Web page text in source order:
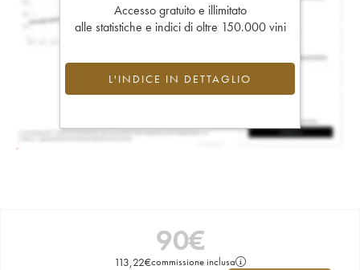
Accesso gratuito e illimitato
alle statistiche e indici di oltre 150.000 vini
L'INDICE IN DETTAGLIO
90€
113,22€commissione inclusa